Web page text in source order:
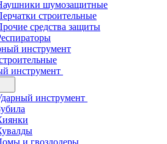
шумозащитные
строительные
средства защиты
инструмент
инструмент
инструмент
и гвоздодеры